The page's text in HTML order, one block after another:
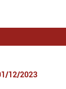
12/2023